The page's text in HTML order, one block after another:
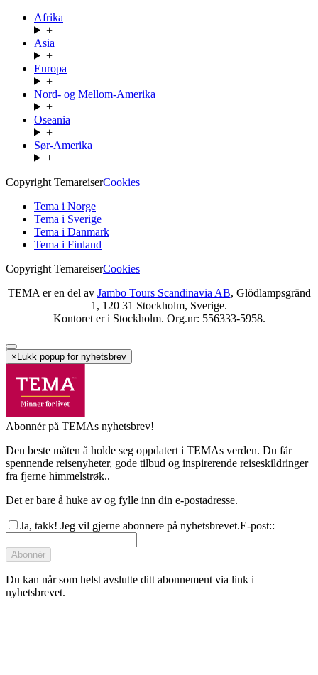
Afrika
+
Asia
+
Europa
+
Nord- og Mellom-Amerika
+
Oseania
+
Sør-Amerika
+
Copyright TemareiserCookies
Tema i Norge
Tema i Sverige
Tema i Danmark
Tema i Finland
Copyright TemareiserCookies
TEMA er en del av Jambo Tours Scandinavia AB, Glödlampsgränd
1, 120 31 Stockholm, Sverige.
Kontoret er i Stockholm. Org.nr: 556333-5958.
×Lukk popup for nyhetsbrev
Abonnér på TEMAs nyhetsbrev!
Den beste måten å holde seg oppdatert i TEMAs verden. Du får
spennende reisenyheter, gode tilbud og inspirerende reiseskildringer
fra fjerne himmelstrøk..
Det er bare å huke av og fylle inn din e-postadresse.
Ja, takk! Jeg vil gjerne abonnere på nyhetsbrevet.E-post::
Abonnér
Du kan når som helst avslutte ditt abonnement via link i
nyhetsbrevet.